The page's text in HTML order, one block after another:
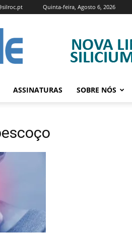
Quinta-feira, Agosto 6, 2026
ASSINATURAS SOBRE NÓS